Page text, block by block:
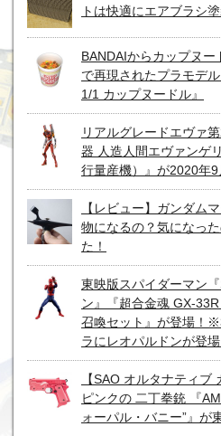
トは快適にエアブラシ
BANDAIからカップヌ
で再現されたプラモデ
1/1 カップヌードル』
リアルグレードエヴァ
器 人造人間エヴァンゲ
行量産機）』が2020年9
【レビュー】ガンダム
物になるの？気になっ
た！
東映版スパイダーマン
ン』『超合金魂 GX-
召喚セット』が登場！
ラにレオパルドンが登場
【SAO オルタナティブ
ピンクの 二丁拳銃 『
ォーパル・バニー”』が